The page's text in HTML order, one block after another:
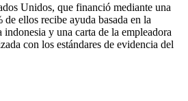
Unidos, que financió mediante una
ellos recibe ayuda basada en la
y una carta de la empleadora
con los estándares de evidencia del